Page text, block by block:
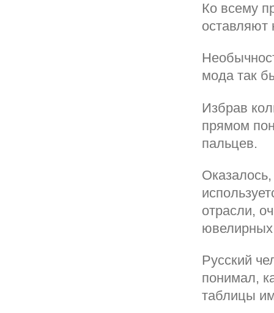
Ко всему
оставляют
мода так
Избрав
прямом
пальцев.
отрасли,
Русский
понимал,
таблицы